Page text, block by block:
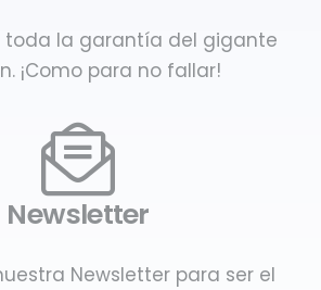
toda la garantía del gigante
¡Como para no fallar!
Newsletter
Newsletter para ser el